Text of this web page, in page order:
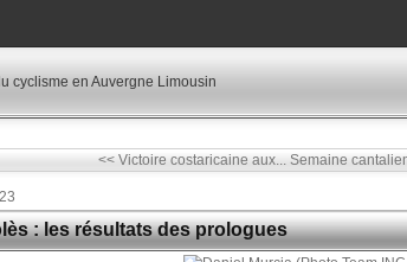
cyclisme en Auvergne Limousin
<< Victoire costaricaine aux... Semaine
: les résultats des prologues